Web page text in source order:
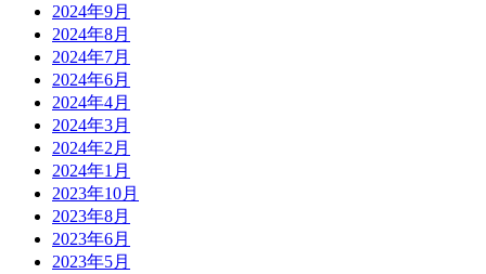
2024年9月
2024年8月
2024年7月
2024年6月
2024年4月
2024年3月
2024年2月
2024年1月
2023年10月
2023年8月
2023年6月
2023年5月